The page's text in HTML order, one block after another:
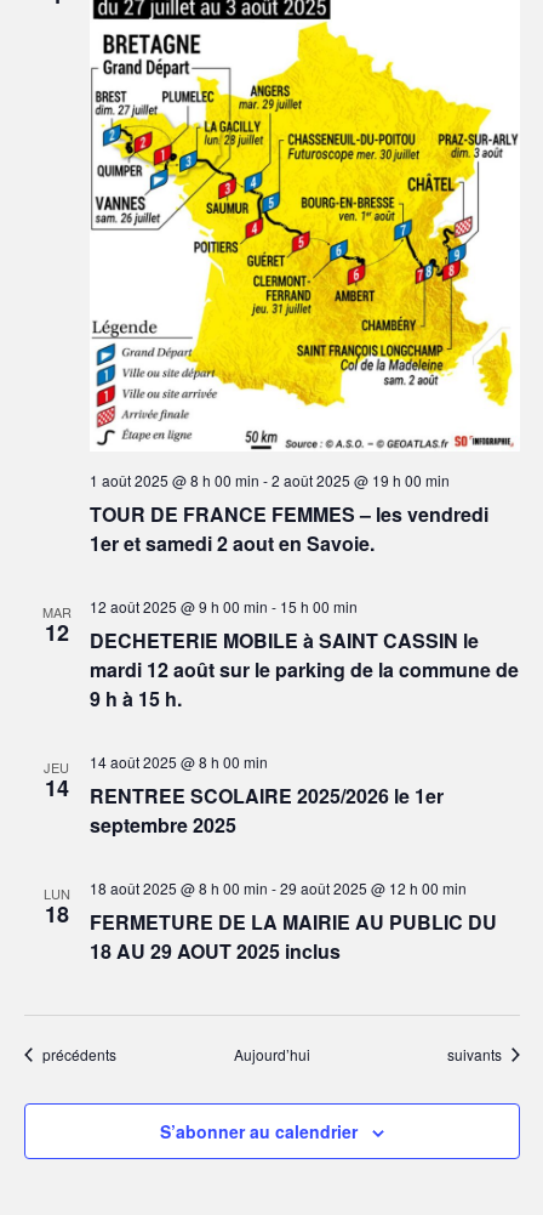
1 août 2025 @ 8 h 00 min -2 août 2025 @ 19 h 00 min
TOUR DE FRANCE FEMMES – les vendredi
1er et samedi 2 aout en Savoie.
MAR
12
12 août 2025 @ 9 h 00 min - 15 h 00 min
DECHETERIE MOBILE à SAINT CASSIN le
mardi 12 août sur le parking de la commune de
9 h à 15 h.
JEU
14
14 août 2025 @ 8 h 00 min
RENTREE SCOLAIRE 2025/2026 le 1er
septembre 2025
LUN
18
18 août 2025 @ 8 h 00 min -29 août 2025 @ 12 h 00 min
FERMETURE DE LA MAIRIE AU PUBLIC DU
18 AU 29 AOUT 2025 inclus
Évènements
précédents Aujourd’hui Évènements
suivants
S’abonner au calendrier